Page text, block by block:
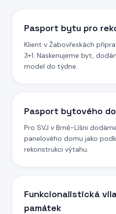
Pasport bytu pro
Klient v Žabovřeskách
3+1. Naskenujeme byt,
model do týdne.
Pasport bytového
Pro SVJ v Brně-Líšni
panelového domu jako
rekonstrukci výtahu.
Funkcionalistická
památek